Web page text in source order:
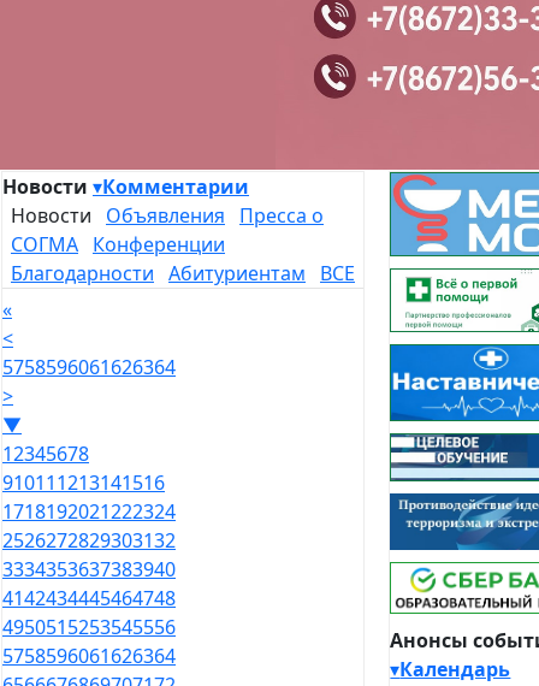
Новости ▾Комментарии
Новости Объявления
Пресса о
СОГМА Конференции
Благодарности Абитуриентам
ВСЕ
«
<
5758596061626364
>
▼
12345678
910111213141516
1718192021222324
2526272829303132
3334353637383940
4142434445464748
4950515253545556
5758596061626364
Анонсы
▾Календарь